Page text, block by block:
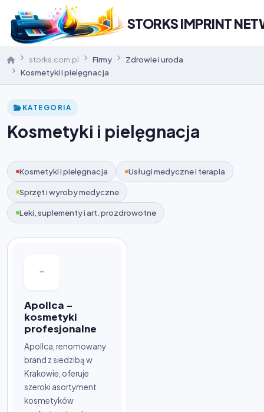
STORKS IMPRINT
storks.com.pl Firmy
Zdrowie i uroda
Kosmetyki i pielęgnacja
KATEGORIA
Kosmetyki i pielęgnacja
Kosmetyki i pielęgnacja Usługi medyczne i terapia
Sprzęt i wyroby medyczne
Leki, suplementy i art. prozdrowotne
Apollca -
kosmetyki
profesjonalne
Apollca, renomowany
brand z siedzibą w
Krakowie, oferuje
szeroki asortyment
kosmetyków